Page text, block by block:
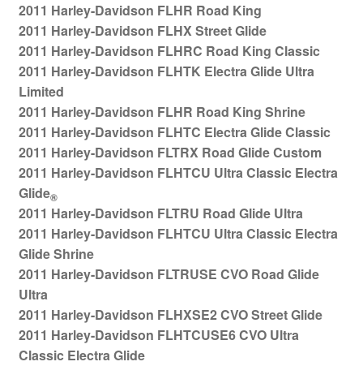
2011 Harley-Davidson FLHR Road King
2011 Harley-Davidson FLHX Street Glide
2011 Harley-Davidson FLHRC Road King Classic
2011 Harley-Davidson FLHTK Electra Glide Ultra
Limited
2011 Harley-Davidson FLHR Road King Shrine
2011 Harley-Davidson FLHTC Electra Glide Classic
2011 Harley-Davidson FLTRX Road Glide Custom
2011 Harley-Davidson FLHTCU Ultra Classic Electra
Glide®
2011 Harley-Davidson FLTRU Road Glide Ultra
2011 Harley-Davidson FLHTCU Ultra Classic Electra
Glide Shrine
2011 Harley-Davidson FLTRUSE CVO Road Glide
Ultra
2011 Harley-Davidson FLHXSE2 CVO Street Glide
2011 Harley-Davidson FLHTCUSE6 CVO Ultra
Classic Electra Glide